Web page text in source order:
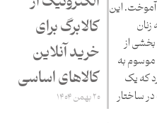
این
بخشی از
موسوم به
که یک
ساختار
کالابرگ برای
خرید آنلاین
کالاهای اساسی
۲۰ بهمن ۱۴۰۴